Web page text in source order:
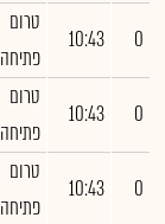
0
10:43
טרום
פתיחה
0
10:43
טרום
פתיחה
0
10:43
טרום
פתיחה